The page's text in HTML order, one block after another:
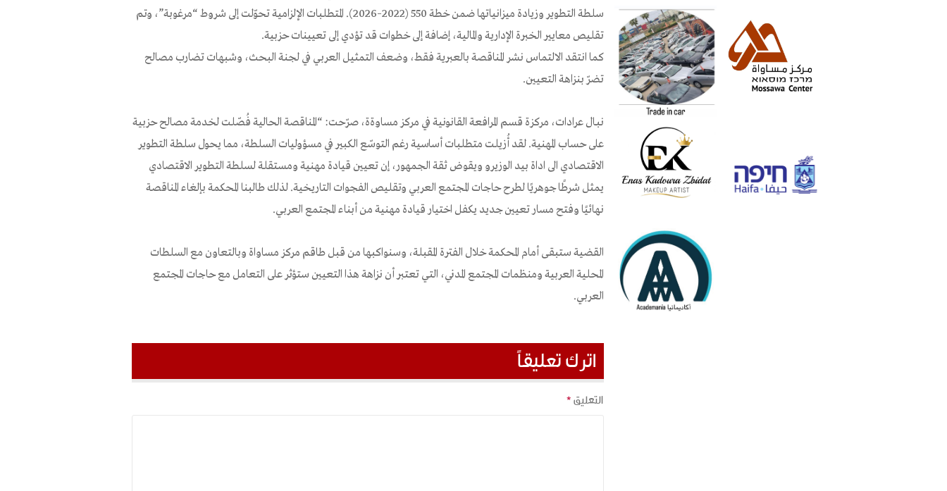
سلطة التطوير وزيادة ميزانياتها ضمن خطة 550 (2022–2026). المتطلبات الإلزامية تحوّلت إلى شروط “مرغوبة”، وتم
تقليص معايير الخبرة الإدارية والمالية، إضافة إلى خطوات قد تؤدي إلى تعيينات حزبية.
كما انتقد الالتماس نشر المناقصة بالعبرية فقط، وضعف التمثيل العربي في لجنة البحث، وشبهات تضارب مصالح
تضرّ بنزاهة التعيين.
نبـال عرادات، مركزة قسم المرافعة القانونية في مركز مساوةة، صرّحت: “المناقصة الحالية فُصّلت لخدمة مصالح حزبية
على حساب المهنية. لقد أُزيلت متطلبات أساسية رغم التوسّع الكبير في مسؤوليات السلطة، مما يحول سلطة التطوير
الاقتصادي الى اداة بيد الوزيرو ويقوض ثقة الجمهور، إن تعيين قيادة مهنية ومستقلة لسلطة التطوير الاقتصادي
يمثل شرطًا جوهريًا لطرح حاجات المجتمع العربي وتقليص الفجوات التاريخية. لذلك طالبنا المحكمة بإلغاء المناقصة
نهائيًا وفتح مسار تعيين جديد يكفل اختيار قيادة مهنية من أبناء المجتمع العربي.
القضية ستبقى أمام المحكمة خلال الفترة المقبلة، وسنواكبها من قبل طاقم مركز مساواة وبالتعاون مع السلطات
المحلية العربية ومنظمات المجتمع المدني، التي تعتبر أن نزاهة هذا التعيين ستؤثر على التعامل مع حاجات المجتمع
العربي.
اترك تعليقاً
التعليق*